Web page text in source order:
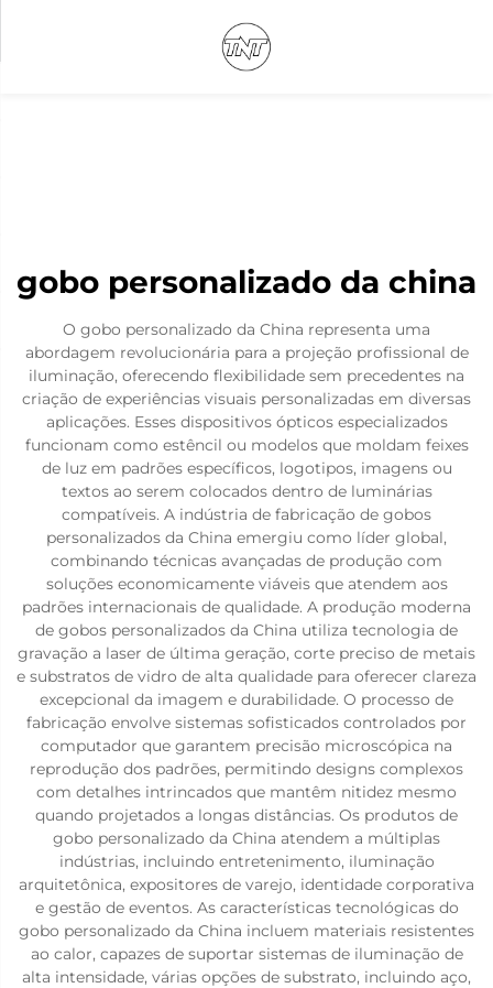
gobo personalizado da china
O gobo personalizado da China representa uma
abordagem revolucionária para a projeção profissional de
iluminação, oferecendo flexibilidade sem precedentes na
criação de experiências visuais personalizadas em diversas
aplicações. Esses dispositivos ópticos especializados
funcionam como estêncil ou modelos que moldam feixes
de luz em padrões específicos, logotipos, imagens ou
textos ao serem colocados dentro de luminárias
compatíveis. A indústria de fabricação de gobos
personalizados da China emergiu como líder global,
combinando técnicas avançadas de produção com
soluções economicamente viáveis que atendem aos
padrões internacionais de qualidade. A produção moderna
de gobos personalizados da China utiliza tecnologia de
gravação a laser de última geração, corte preciso de metais
e substratos de vidro de alta qualidade para oferecer clareza
excepcional da imagem e durabilidade. O processo de
fabricação envolve sistemas sofisticados controlados por
computador que garantem precisão microscópica na
reprodução dos padrões, permitindo designs complexos
com detalhes intrincados que mantêm nitidez mesmo
quando projetados a longas distâncias. Os produtos de
gobo personalizado da China atendem a múltiplas
indústrias, incluindo entretenimento, iluminação
arquitetônica, expositores de varejo, identidade corporativa
e gestão de eventos. As características tecnológicas do
gobo personalizado da China incluem materiais resistentes
ao calor, capazes de suportar sistemas de iluminação de
alta intensidade, várias opções de substrato, incluindo aço,